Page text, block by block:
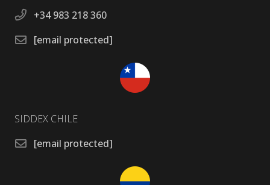
+34 983 218 360
[email protected]
SIDDEX CHILE
[email protected]